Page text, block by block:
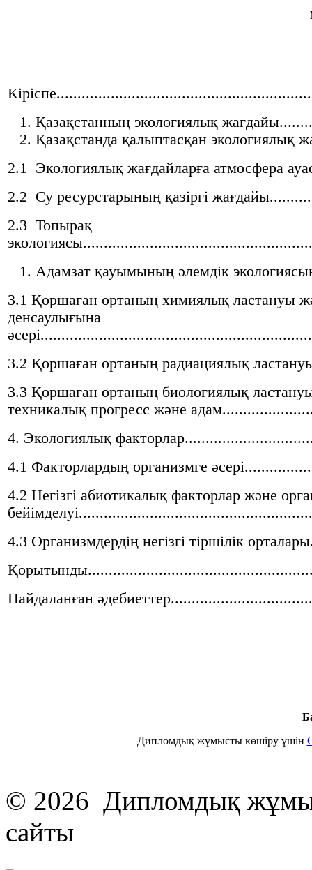
Қазақстанның экологиялық
Қазақстанда қалыптасқан экологиялық
2.1 Экологиялық жағдайларға атмосфера
2.2 Су ресурстарының қазіргі
2.3 Топырақ
Адамзат қауымының әлемдік
3.1 Қоршаған ортаның химиялық ластануы
денсаулығына
3.2 Қоршаған ортаның радиациялық
3.3 Қоршаған ортаның биологиялық
техникалық прогресс және
4. Экологиялық
4.1 Факторлардың организмге
4.2 Негізгі абиотикалық факторлар және
4.3 Организмдердің негізгі тіршілік
Пайдаланған
Дипломдық жұмысты көшіру үшін
© 2026 Дипломдық
сайты